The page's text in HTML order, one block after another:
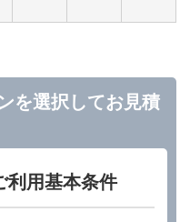
を選択してお見積
利用基本条件